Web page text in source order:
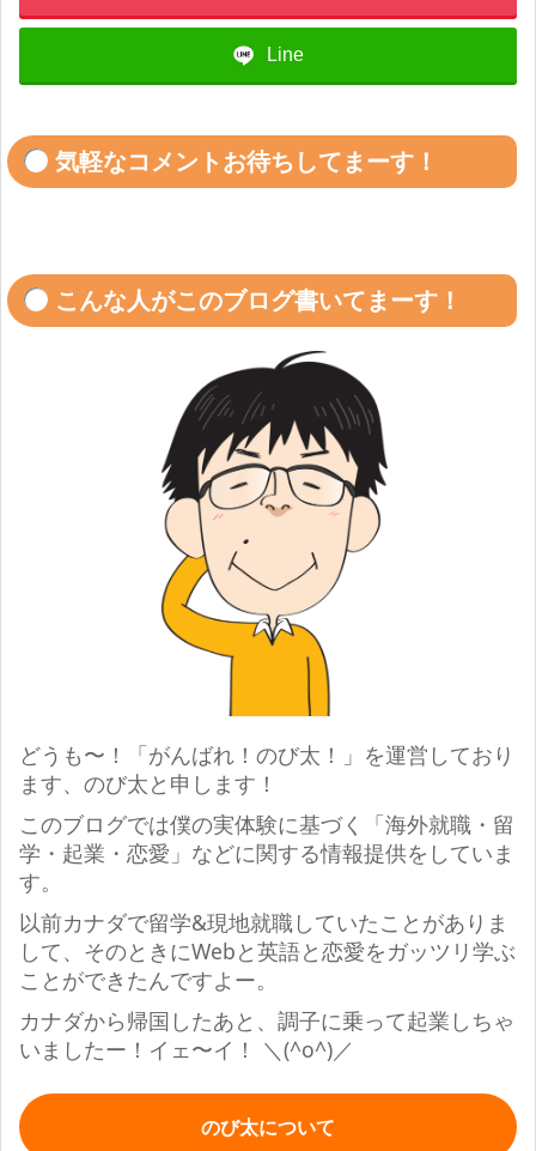
Line
気軽なコメントお待ちしてまーす！
こんな人がこのブログ書いてまーす！
どうも〜！「がんばれ！のび太！」を運営しており
ます、のび太と申します！
このブログでは僕の実体験に基づく「海外就職・留
学・起業・恋愛」などに関する情報提供をしていま
す。
以前カナダで留学&現地就職していたことがありま
して、そのときにWebと英語と恋愛をガッツリ学ぶ
ことができたんですよー。
カナダから帰国したあと、調子に乗って起業しちゃ
いましたー！イェ〜イ！ ＼(^o^)／
のび太について